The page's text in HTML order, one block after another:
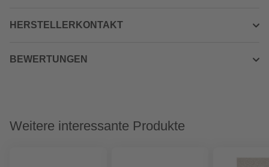
HERSTELLERKONTAKT
BEWERTUNGEN
Weitere interessante Produkte